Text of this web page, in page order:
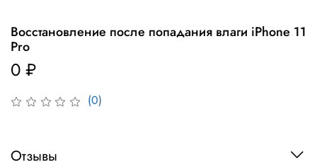
(0)
Восстановление после попадания влаги iPhone 11
Pro
0 ₽
Отзывы